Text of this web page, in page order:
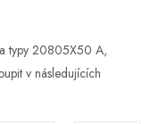
typy 20805X50 A,
v následujících